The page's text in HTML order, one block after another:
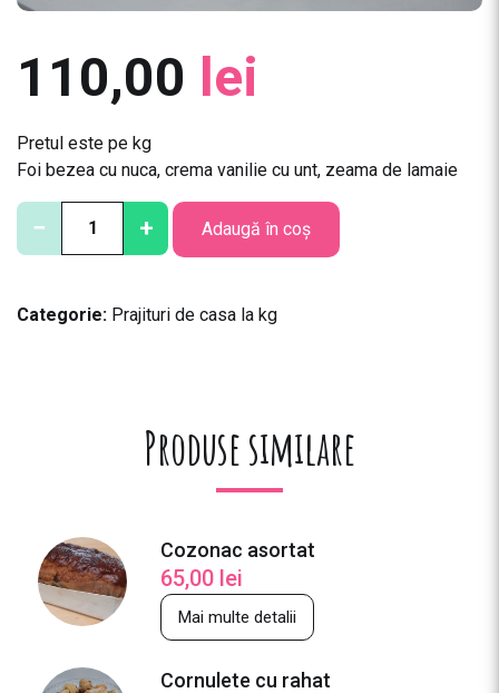
110,00 lei
Pretul este pe kg
Foi bezea cu nuca, crema vanilie cu unt, zeama de lamaie
C
i
− + Adaugă în coș
Categorie: Prajituri de casa la kg
Produse similare
Cozonac asortat
65,00 lei
Mai multe detalii
Cornulete cu rahat